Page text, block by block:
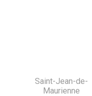
Saint-Jean-de-
Maurienne